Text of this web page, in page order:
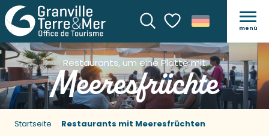
SucheVoir les favoris
menü
Restaurants, um eine Platte mit
Meeresfrüchte
Startseite Restaurants mit Meeresfrüchten